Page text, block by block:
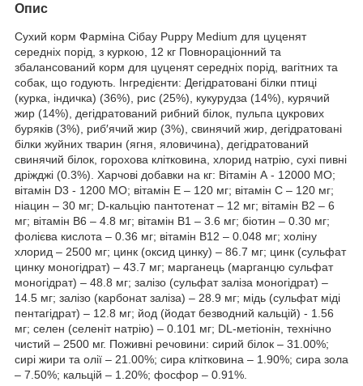
Опис
Сухий корм Фарміна Сібау Puppy Medium для цуценят
середніх порід, з куркою, 12 кг Повнораціонний та
збалансований корм для цуценят середніх порід, вагітних та
собак, що годують. Інгредієнти: Дегідратовані білки птиці
(курка, індичка) (36%), рис (25%), кукурудза (14%), курячий
жир (14%), дегідратований рибний білок, пульпа цукрових
буряків (3%), риб′ячий жир (3%), свинячий жир, дегідратовані
білки жуйних тварин (ягня, яловичина), дегідратований
свинячий білок, горохова клітковина, хлорид натрію, сухі пивні
дріжджі (0.3%). Харчові добавки на кг: Вітамін А - 12000 МО;
вітамін D3 - 1200 МО; вітамін Е – 120 мг; вітамін С – 120 мг;
ніацин – 30 мг; D-кальцію пантотенат – 12 мг; вітамін В2 – 6
мг; вітамін В6 – 4.8 мг; вітамін В1 – 3.6 мг; біотин – 0.30 мг;
фолієва кислота – 0.36 мг; вітамін В12 – 0.048 мг; холіну
хлорид – 2500 мг; цинк (оксид цинку) – 86.7 мг; цинк (сульфат
цинку моногідрат) – 43.7 мг; марганець (марганцю сульфат
моногідрат) – 48.8 мг; залізо (сульфат заліза моногідрат) –
14.5 мг; залізо (карбонат заліза) – 28.9 мг; мідь (сульфат міді
пентагідрат) – 12.8 мг; йод (йодат безводний кальцій) - 1.56
мг; селен (селеніт натрію) – 0.101 мг; DL-метіонін, технічно
чистий – 2500 мг. Поживні речовини: сирий білок – 31.00%;
сирі жири та олії – 21.00%; сира клітковина – 1.90%; сира зола
– 7.50%; кальцій – 1.20%; фосфор – 0.91%.